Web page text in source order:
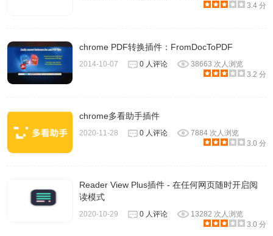
3.4 分
chrome PDF转换插件：FromDocToPDF
2014-10-07 0 人评论
38663 次人浏览
3.2 分
chrome多看助手插件
2020-11-28 0 人评论
7884 次人浏览
3.0 分
Reader View Plus插件 - 在任何网页随时开启阅
读模式
2020-10-29 0 人评论
13282 次人浏览
3.0 分